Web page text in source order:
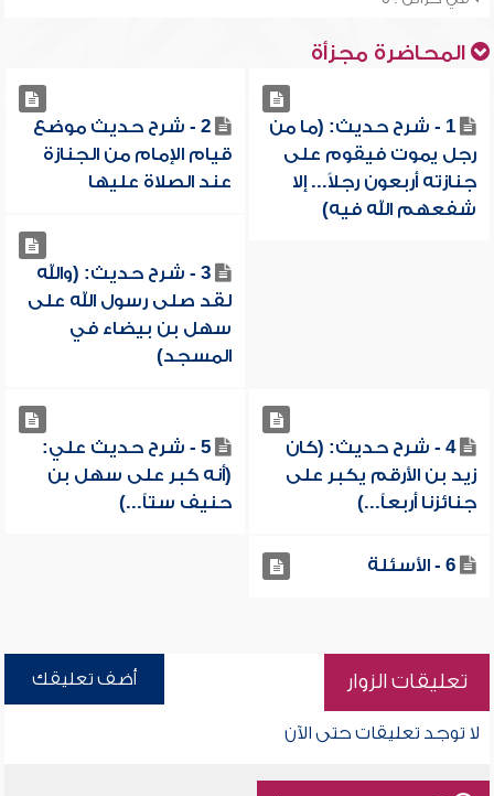
المحاضرة مجزأة
1 - شرح حديث: (ما من
رجل يموت فيقوم على
جنازته أربعون رجلاً... إلا
شفعهم الله فيه)
2 - شرح حديث موضع
قيام الإمام من الجنازة
عند الصلاة عليها
3 - شرح حديث: (والله
لقد صلى رسول الله على
سهل بن بيضاء في
المسجد)
4 - شرح حديث: (كان
زيد بن الأرقم يكبر على
جنائزنا أربعاً...)
5 - شرح حديث علي:
(أنه كبر على سهل بن
حنيف ستاً...)
6 - الأسئلة
تعليقات الزوار أضف تعليقك
لا توجد تعليقات حتى الآن